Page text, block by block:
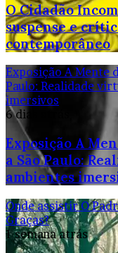
O Cidadão
suspense e
contemporâneo
Exposição A Mente
Paulo: Realidade
imersivos
6 dias atrás
Exposição A
a São Paulo:
ambientes
Onde assistir O
Graças?
1 semana atrás